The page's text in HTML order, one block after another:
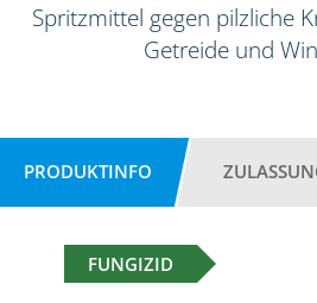
Spritzmittel gegen pilzliche
Getreide und
PRODUKTINFO
FUNGIZID